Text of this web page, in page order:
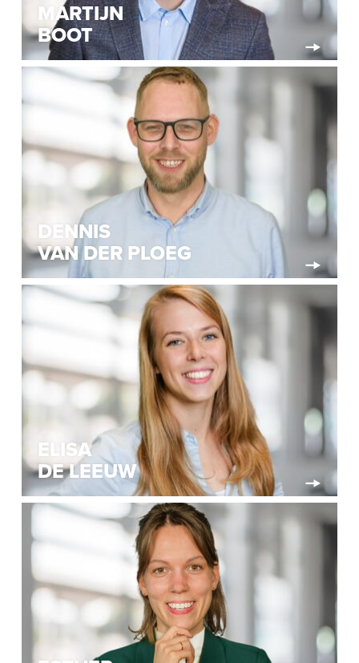
MARTIJN
BOOT
DENNIS
VAN DER PLOEG
ELISA
DE LEEUW